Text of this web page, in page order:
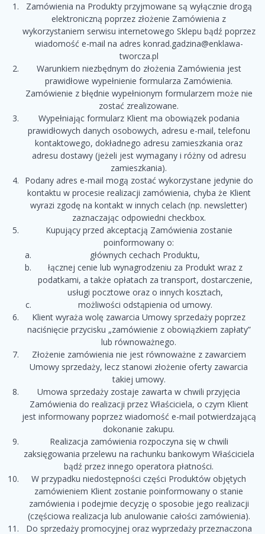
Zamówienia na Produkty przyjmowane są wyłącznie drogą
elektroniczną poprzez złożenie Zamówienia z
wykorzystaniem serwisu internetowego Sklepu bądź poprzez
wiadomość e-mail na adres konrad.gadzina@enklawa-
tworcza.pl
Warunkiem niezbędnym do złożenia Zamówienia jest
prawidłowe wypełnienie formularza Zamówienia.
Zamówienie z błędnie wypełnionym formularzem może nie
zostać zrealizowane.
Wypełniając formularz Klient ma obowiązek podania
prawidłowych danych osobowych, adresu e-mail, telefonu
kontaktowego, dokładnego adresu zamieszkania oraz
adresu dostawy (jeżeli jest wymagany i różny od adresu
zamieszkania).
Podany adres e-mail mogą zostać wykorzystane jedynie do
kontaktu w procesie realizacji zamówienia, chyba że Klient
wyrazi zgodę na kontakt w innych celach (np. newsletter)
zaznaczając odpowiedni checkbox.
Kupujący przed akceptacją Zamówienia zostanie
poinformowany o:
głównych cechach Produktu,
łącznej cenie lub wynagrodzeniu za Produkt wraz z
podatkami, a także opłatach za transport, dostarczenie,
usługi pocztowe oraz o innych kosztach,
możliwości odstąpienia od umowy.
Klient wyraża wolę zawarcia Umowy sprzedaży poprzez
naciśnięcie przycisku „zamówienie z obowiązkiem zapłaty”
lub równoważnego.
Złożenie zamówienia nie jest równoważne z zawarciem
Umowy sprzedaży, lecz stanowi złożenie oferty zawarcia
takiej umowy.
Umowa sprzedaży zostaje zawarta w chwili przyjęcia
Zamówienia do realizacji przez Właściciela, o czym Klient
jest informowany poprzez wiadomość e-mail potwierdzającą
dokonanie zakupu.
Realizacja zamówienia rozpoczyna się w chwili
zaksięgowania przelewu na rachunku bankowym Właściciela
bądź przez innego operatora płatności.
W przypadku niedostępności części Produktów objętych
zamówieniem Klient zostanie poinformowany o stanie
zamówienia i podejmie decyzję o sposobie jego realizacji
(częściowa realizacja lub anulowanie całości zamówienia).
Do sprzedaży promocyjnej oraz wyprzedaży przeznaczona